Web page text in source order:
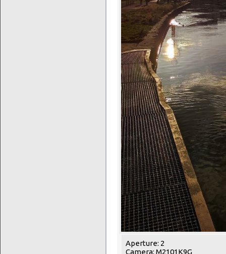
Aperture: 2
Camera: M2101K9G